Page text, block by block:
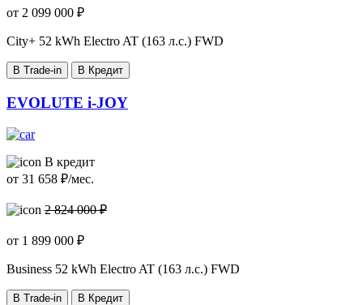
от 2 099 000 ₽
City+ 52 kWh Electro AT (163 л.с.) FWD
В Trade-in В Кредит
EVOLUTE i-JOY
В кредит
от 31 658 ₽/мес.
2 824 000 ₽
от 1 899 000 ₽
Business 52 kWh Electro AT (163 л.с.) FWD
В Trade-in В Кредит